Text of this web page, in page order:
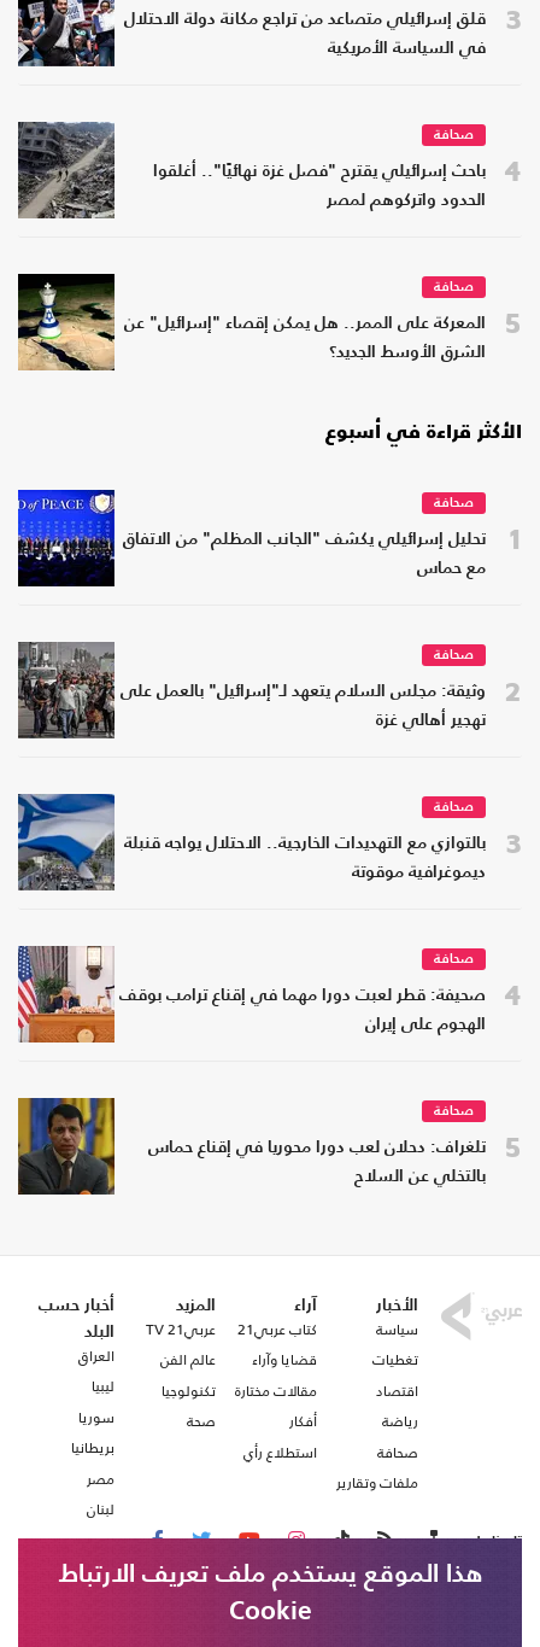
3
قلق إسرائيلي متصاعد من تراجع مكانة دولة الاحتلال
في السياسة الأمريكية
4
صحافة
باحث إسرائيلي يقترح "فصل غزة نهائيًا".. أغلقوا
الحدود واتركوهم لمصر
5
صحافة
المعركة على الممر.. هل يمكن إقصاء "إسرائيل" عن
الشرق الأوسط الجديد؟
الأكثر قراءة في أسبوع
1
صحافة
تحليل إسرائيلي يكشف "الجانب المظلم" من الاتفاق
مع حماس
2
صحافة
وثيقة: مجلس السلام يتعهد لـ"إسرائيل" بالعمل على
تهجير أهالي غزة
3
صحافة
بالتوازي مع التهديدات الخارجية.. الاحتلال يواجه قنبلة
ديموغرافية موقوتة
4
صحافة
صحيفة: قطر لعبت دورا مهما في إقناع ترامب بوقف
الهجوم على إيران
5
صحافة
تلغراف: دحلان لعب دورا محوريا في إقناع حماس
بالتخلي عن السلاح
الأخبار
سياسة
تغطيات
اقتصاد
رياضة
صحافة
ملفات وتقارير
آراء
كتاب عربي21
قضايا وآراء
مقالات مختارة
أفكار
استطلاع رأي
المزيد
عربي21 TV
عالم الفن
تكنولوجيا
صحة
أخبار حسب
البلد
العراق
ليبيا
سوريا
بريطانيا
مصر
لبنان
تابعنا على
هذا الموقع يستخدم ملف تعريف الارتباط
Cookie